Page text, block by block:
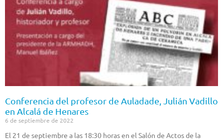
Conferencia del profesor de Auladade, Julián Vadillo
en Alcalá de Henares
6 de septiembre de 2022
El 21 de septiembre a las 18:30 horas en el Salón de Actos de la